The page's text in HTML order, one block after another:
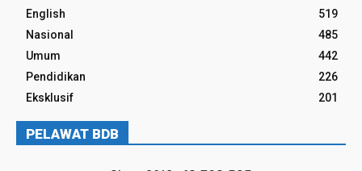
English
519
Nasional
485
Umum
442
Pendidikan
226
Eksklusif
201
PELAWAT BDB